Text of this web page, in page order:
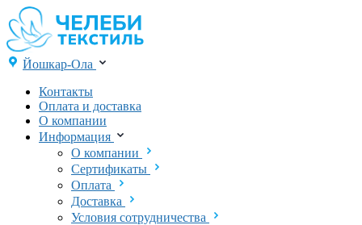
Йошкар-Ола
Контакты
Оплата и доставка
О компании
Информация
О компании
Сертификаты
Оплата
Доставка
Условия сотрудничества